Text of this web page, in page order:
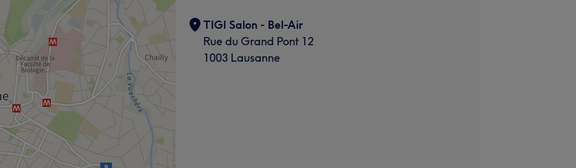
TIGI Salon - Bel-Air
Rue du Grand Pont 12
1003 Lausanne